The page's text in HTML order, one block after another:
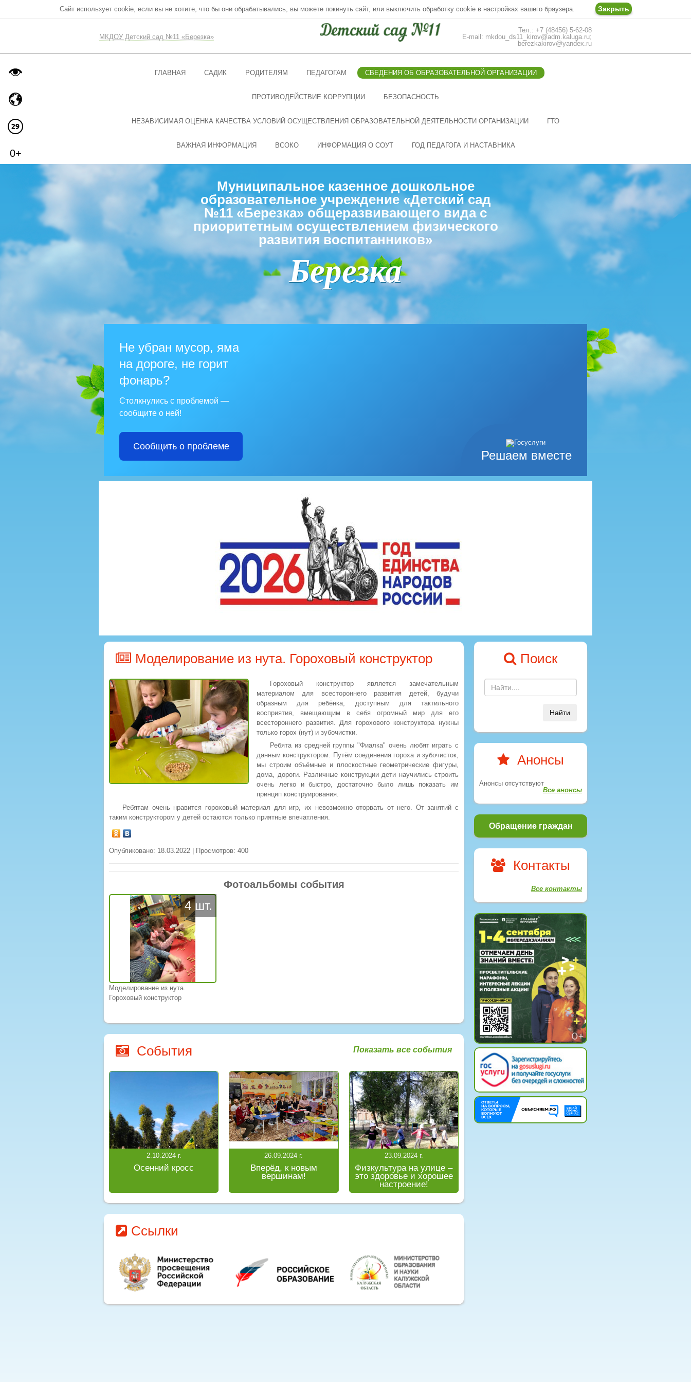
Сайт использует cookie, если вы не хотите, что бы они обрабатывались, вы можете покинуть сайт, или выключить обработку cookie в настройках вашего браузера. Закрыть
МКДОУ Детский сад №11 «Березка»
Тел.: +7 (48456) 5-62-08
E-mail: mkdou_ds11_kirov@adm.kaluga.ru;
berezkakirov@yandex.ru
ГЛАВНАЯ САДИК РОДИТЕЛЯМ ПЕДАГОГАМ СВЕДЕНИЯ ОБ ОБРАЗОВАТЕЛЬНОЙ ОРГАНИЗАЦИИ
ПРОТИВОДЕЙСТВИЕ КОРРУПЦИИ БЕЗОПАСНОСТЬ
НЕЗАВИСИМАЯ ОЦЕНКА КАЧЕСТВА УСЛОВИЙ ОСУЩЕСТВЛЕНИЯ ОБРАЗОВАТЕЛЬНОЙ ДЕЯТЕЛЬНОСТИ ОРГАНИЗАЦИИ ГТО
ВАЖНАЯ ИНФОРМАЦИЯ ВСОКО ИНФОРМАЦИЯ О СОУТ ГОД ПЕДАГОГА И НАСТАВНИКА
Муниципальное казенное дошкольное
образовательное учреждение «Детский сад
№11 «Березка» общеразвивающего вида с
приоритетным осуществлением физического
развития воспитанников»
Березка
Решаем вместе
Не убран мусор, яма
на дороге, не горит
фонарь?
Столкнулись с проблемой —
сообщите о ней!
Сообщить о проблеме
Моделирование из нута. Гороховый конструктор
Гороховый конструктор является замечательным
материалом для всестороннего развития детей, будучи
образным для ребёнка, доступным для тактильного
восприятия, вмещающим в себя огромный мир для его
всестороннего развития. Для горохового конструктора нужны
только горох (нут) и зубочистки.
Ребята из средней группы "Фиалка" очень любят играть с
данным конструктором. Путём соединения гороха и зубочисток,
мы строим объёмные и плоскостные геометрические фигуры,
дома, дороги. Различные конструкции дети научились строить
очень легко и быстро, достаточно было лишь показать им
принцип конструирования.
Ребятам очень нравится гороховый материал для игр, их невозможно оторвать от него. От занятий с
таким конструктором у детей остаются только приятные впечатления.
Опубликовано: 18.03.2022 | Просмотров: 400
Фотоальбомы события
4 шт.
Моделирование из нута.
Гороховый конструктор
События Показать все события
2.10.2024 г.
Осенний кросс
26.09.2024 г.
Вперёд, к новым
вершинам!
23.09.2024 г.
Физкультура на улице –
это здоровье и хорошее
настроение!
Ссылки
Поиск
Найти
Анонсы
Анонсы отсутствуют
Все анонсы
Обращение граждан
Контакты
Все контакты
0+